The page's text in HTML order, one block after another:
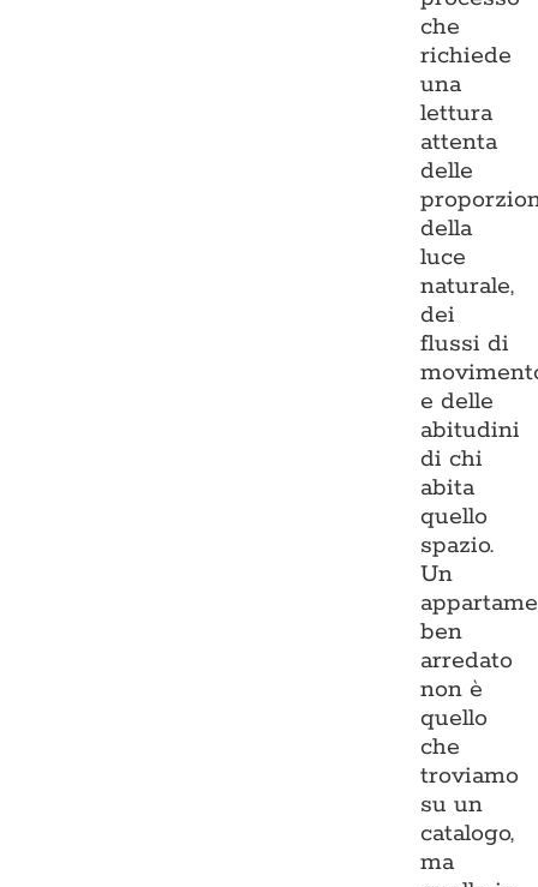
che
richiede
una
lettura
attenta
delle
della
luce
naturale,
dei
flussi di
e delle
abitudini
di chi
abita
quello
spazio.
Un
ben
arredato
non è
quello
che
troviamo
su un
catalogo,
ma